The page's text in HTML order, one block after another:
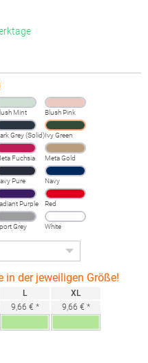
Mint Blush Pink
Grey (Solid)Ivy Green
Fuchsia Meta Gold
Pure Navy
Purple Red
Grey
White
in der jeweiligen Größe!
L
9,66 € *
XL
9,66 € *